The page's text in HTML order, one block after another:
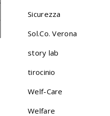
Sicurezza
Sol.Co. Verona
story lab
tirocinio
Welf-Care
Welfare